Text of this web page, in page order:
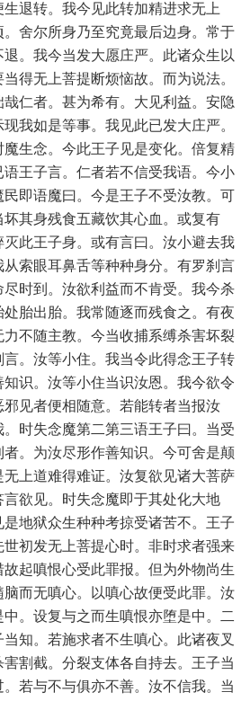
退转。我今见此转加精进求无上
舍尔所身乃至究竟最后边身。常于
。我今当发大愿庄严。此诸众生以
得无上菩提断烦恼故。而为说法。
仁者。甚为希有。大见利益。安隐
我如是等事。我见此已发大庄严。
生念。今此王子见是变化。倍复精
王子言。仁者若不信受我语。今小
即语魔曰。今是王子不受汝教。可
其身残食五藏饮其心血。或复有
此王子身。或有言曰。汝小避去我
索眼耳鼻舌等种种身分。有罗刹言
时到。汝欲利益而不肯受。我今杀
胎出胎。我常随逐而残食之。有夜
不随主教。今当收捕系缚杀害坏裂
。汝等小住。我当令此得念王子转
识。汝等小住当识汝恩。我今欲令
见者便相随意。若能转者当报汝
时失念魔第二第三语王子曰。当受
。为汝尽形作善知识。今可舍是颠
上道难得难证。汝复欲见诸大菩萨
欲见。时失念魔即于其处化大地
地狱众生种种考掠受诸苦不。王子
初发无上菩提心时。非时求者强来
起嗔恨心受此罪报。但为外物尚生
而无嗔心。以嗔心故便受此罪。汝
。设复与之而生嗔恨亦堕是中。二
知。若施求者不生嗔心。此诸夜叉
割截。分裂支体各自持去。王子当
若与不与俱亦不善。汝不信我。当